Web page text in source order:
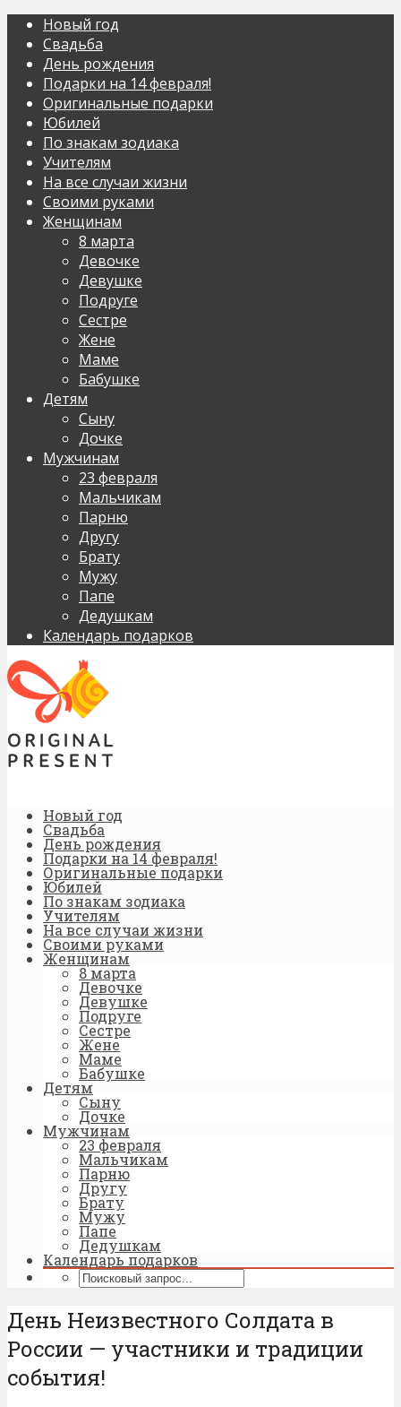
Новый год
Свадьба
День рождения
Подарки на 14 февраля!
Оригинальные подарки
Юбилей
По знакам зодиака
Учителям
На все случаи жизни
Своими руками
Женщинам
8 марта
Девочке
Девушке
Подруге
Сестре
Жене
Маме
Бабушке
Детям
Сыну
Дочке
Мужчинам
23 февраля
Мальчикам
Парню
Другу
Брату
Мужу
Папе
Дедушкам
Календарь подарков
Новый год
Свадьба
День рождения
Подарки на 14 февраля!
Оригинальные подарки
Юбилей
По знакам зодиака
Учителям
На все случаи жизни
Своими руками
Женщинам
8 марта
Девочке
Девушке
Подруге
Сестре
Жене
Маме
Бабушке
Детям
Сыну
Дочке
Мужчинам
23 февраля
Мальчикам
Парню
Другу
Брату
Мужу
Папе
Дедушкам
Календарь подарков
День Неизвестного Солдата в
России — участники и традиции
события!